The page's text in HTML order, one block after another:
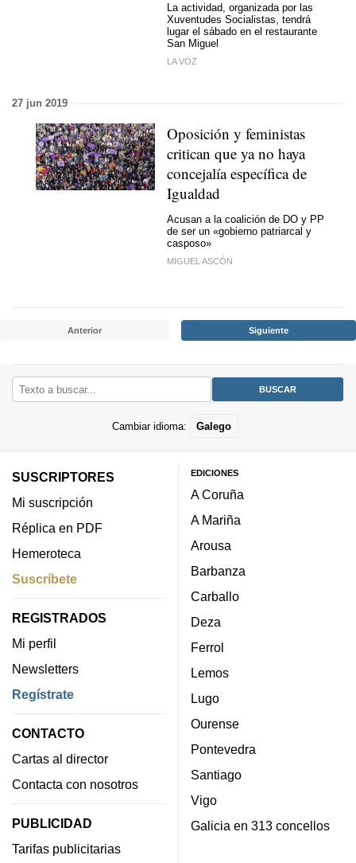
La actividad, organizada por las
Xuventudes Socialistas, tendrá
lugar el sábado en el restaurante
San Miguel
LA VOZ
27 jun 2019
Oposición y feministas
critican que ya no haya
concejalía específica de
Igualdad
Acusan a la coalición de DO y PP
de ser un «gobierno patriarcal y
casposo»
MIGUEL ASCÓN
Anterior Siguiente
Cambiar idioma: Galego
SUSCRIPTORES
Mi suscripción
Réplica en PDF
Hemeroteca
Suscríbete
REGISTRADOS
Mi perfil
Newsletters
Regístrate
CONTACTO
Cartas al director
Contacta con nosotros
PUBLICIDAD
Tarifas publicitarias
EDICIONES
A Coruña
A Mariña
Arousa
Barbanza
Carballo
Deza
Ferrol
Lemos
Lugo
Ourense
Pontevedra
Santiago
Vigo
Galicia en 313 concellos